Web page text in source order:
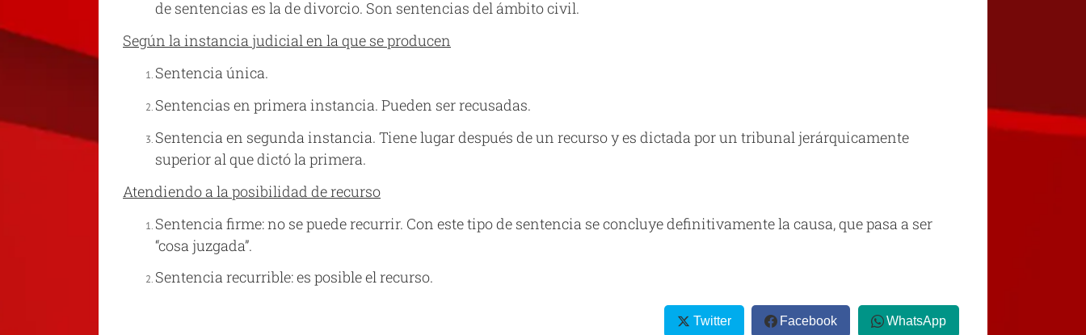
de sentencias es la de divorcio. Son sentencias del ámbito civil.
Según la instancia judicial en la que se producen
Sentencia única.
Sentencias en primera instancia. Pueden ser recusadas.
Sentencia en segunda instancia. Tiene lugar después de un recurso y es dictada por un tribunal jerárquicamente
superior al que dictó la primera.
Atendiendo a la posibilidad de recurso
Sentencia firme: no se puede recurrir. Con este tipo de sentencia se concluye definitivamente la causa, que pasa a ser
“cosa juzgada”.
Sentencia recurrible: es posible el recurso.
Twitter Facebook WhatsApp